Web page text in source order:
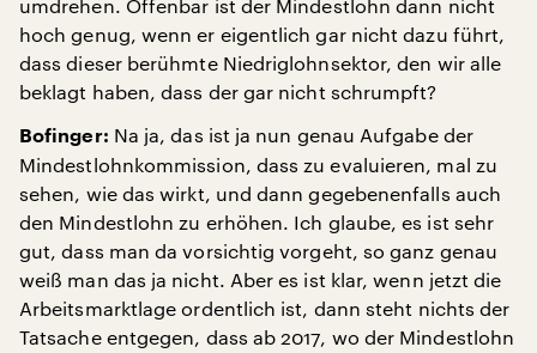
umdrehen. Offenbar ist der Mindestlohn dann nicht
hoch genug, wenn er eigentlich gar nicht dazu führt,
dass dieser berühmte Niedriglohnsektor, den wir alle
beklagt haben, dass der gar nicht schrumpft?
Bofinger: Na ja, das ist ja nun genau Aufgabe der
Mindestlohnkommission, dass zu evaluieren, mal zu
sehen, wie das wirkt, und dann gegebenenfalls auch
den Mindestlohn zu erhöhen. Ich glaube, es ist sehr
gut, dass man da vorsichtig vorgeht, so ganz genau
weiß man das ja nicht. Aber es ist klar, wenn jetzt die
Arbeitsmarktlage ordentlich ist, dann steht nichts der
Tatsache entgegen, dass ab 2017, wo der Mindestlohn